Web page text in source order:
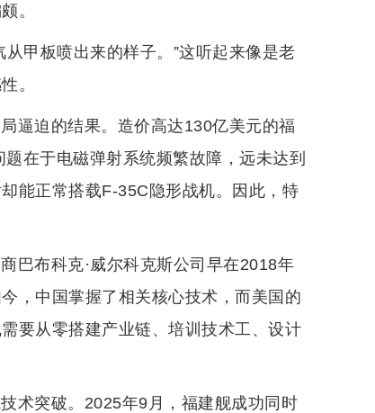
。
甲板喷出来的样子。”这听起来像是老
。
逼迫的结果。造价高达130亿美元的福
在于电磁弹射系统频繁故障，远未达到
能正常搭载F-35C隐形战机。因此，特
巴布科克·威尔科克斯公司早在2018年
，中国掌握了相关核心技术，而美国的
要从零搭建产业链、培训技术工、设计
术突破。2025年9月，福建舰成功同时